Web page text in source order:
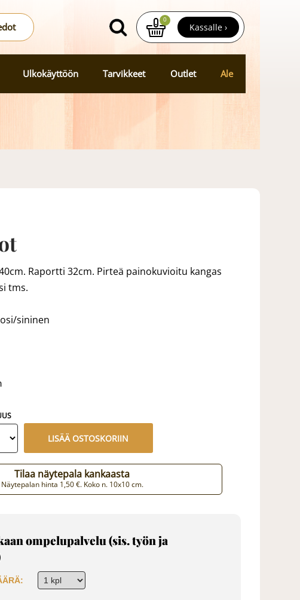
0
Kassalle ›
Ulkokäyttöön Tarvikkeet Outlet Ale
Raportti 32cm. Pirteä painokuvioitu kangas
tms.
sininen
LISÄÄ OSTOSKORIIN
Tilaa näytepala kankaasta
Näytepalan hinta 1,50 €. Koko n. 10x10 cm.
ompelupalvelu (sis. työn ja